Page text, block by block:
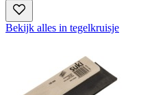
Bekijk alles in tegelkruisje